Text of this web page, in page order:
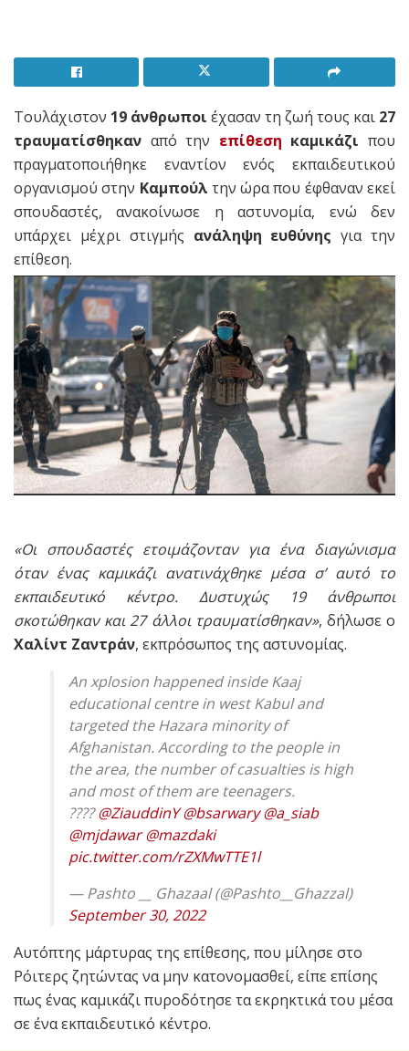
Τουλάχιστον 19 άνθρωποι έχασαν τη ζωή τους και 27
τραυματίσθηκαν από την επίθεση καμικάζι που
πραγματοποιήθηκε εναντίον ενός εκπαιδευτικού
οργανισμού στην Καμπούλ την ώρα που έφθαναν εκεί
σπουδαστές, ανακοίνωσε η αστυνομία, ενώ δεν
υπάρχει μέχρι στιγμής ανάληψη ευθύνηςγια την
επίθεση.
«Οι σπουδαστές ετοιμάζονταν για ένα διαγώνισμα
όταν ένας καμικάζι ανατινάχθηκε μέσα σ’ αυτό το
εκπαιδευτικό κέντρο. Δυστυχώς 19 άνθρωποι
σκοτώθηκαν και 27 άλλοι τραυματίσθηκαν», δήλωσε ο
Χαλίντ Ζαντράν, εκπρόσωπος της αστυνομίας.
An xplosion happened inside Kaaj
educational centre in west Kabul and
targeted the Hazara minority of
Afghanistan. According to the people in
the area, the number of casualties is high
and most of them are teenagers.
????@ZiauddinY @bsarwary @a_siab
@mjdawar @mazdaki
pic.twitter.com/rZXMwTTE1l
— Pashto __ Ghazaal (@Pashto__Ghazzal)
September 30, 2022
Αυτόπτης μάρτυρας της επίθεσης, που μίλησε στο
Ρόιτερς ζητώντας να μην κατονομασθεί, είπε επίσης
πως ένας καμικάζι πυροδότησε τα εκρηκτικά του μέσα
σε ένα εκπαιδευτικό κέντρο.